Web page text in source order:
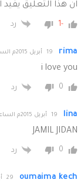
ان هذا التعليق
-1 رد
rima 19 أبريل 2015م الساعة 11:46
i love you
0 رد
lina 19 أبريل 2015م الساعة 15:18
JAMIL JIDAN
0 رد
oumaima kech 29 أبريل 2015م الساعة 20:45